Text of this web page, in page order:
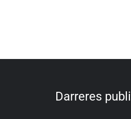
Darreres